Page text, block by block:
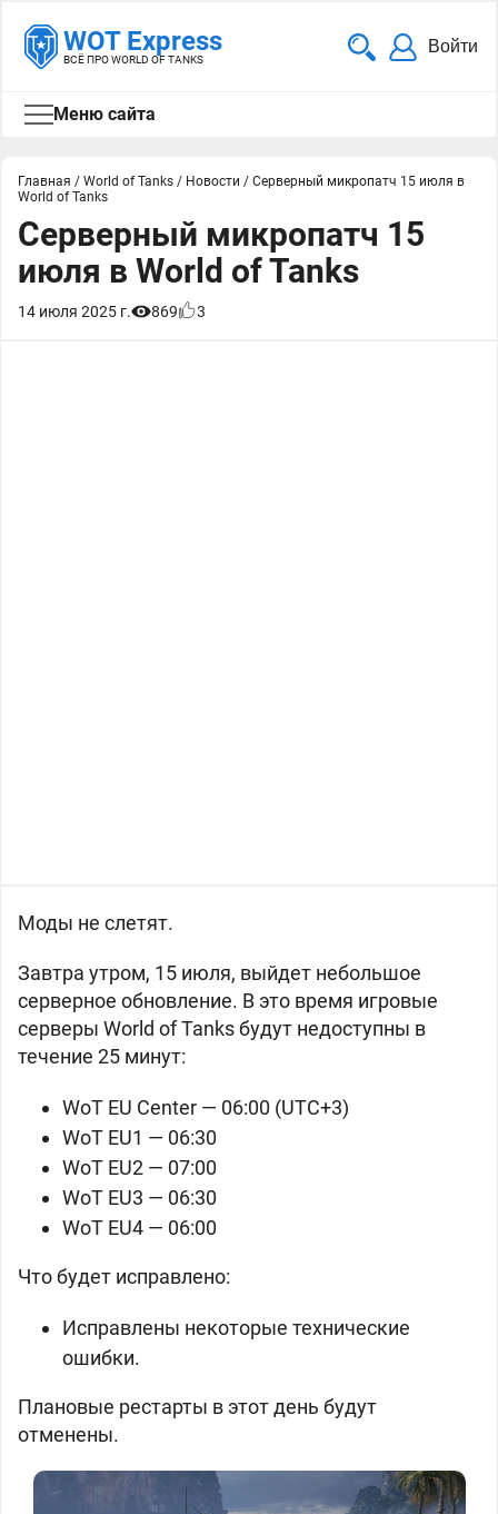
WOT Express
ВСЁ ПРО WORLD OF TANKS
Войти
Меню сайта
Главная / World of Tanks / Новости / Серверный микропатч 15 июля в
World of Tanks
Серверный микропатч 15
июля в World of Tanks
14 июля 2025 г. 869 3
Моды не слетят.
Завтра утром, 15 июля, выйдет небольшое
серверное обновление. В это время игровые
серверы World of Tanks будут недоступны в
течение 25 минут:
WoT EU Center — 06:00 (UTC+3)
WoT EU1 — 06:30
WoT EU2 — 07:00
WoT EU3 — 06:30
WoT EU4 — 06:00
Что будет исправлено:
Исправлены некоторые технические
ошибки.
Плановые рестарты в этот день будут
отменены.